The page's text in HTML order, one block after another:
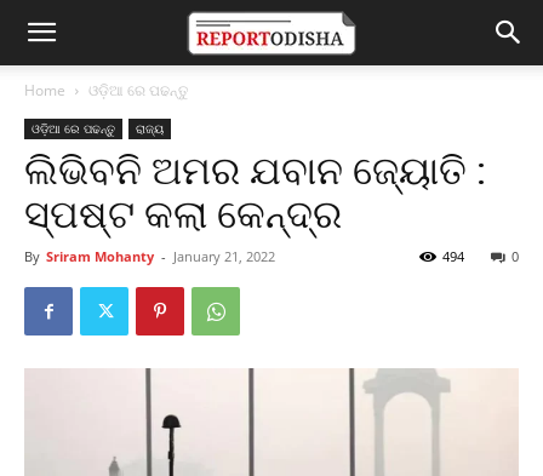
Home ଓଡ଼ିଆ ରେ ପଢନ୍ତୁ
ଓଡ଼ିଆ ରେ ପଢନ୍ତୁ ରାଜ୍ୟ
ଲିଭିବନି ଅମର ଯବାନ ଜ୍ୟୋତି :
ସ୍ପଷ୍ଟ କଲା କେନ୍ଦ୍ର
By Sriram Mohanty - January 21, 2022 0
494